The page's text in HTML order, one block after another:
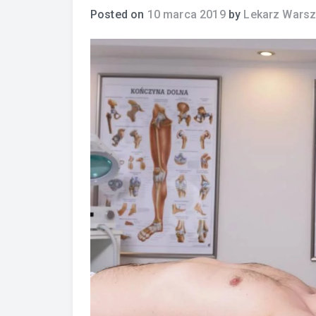
Posted on 10 marca 2019by Lekarz